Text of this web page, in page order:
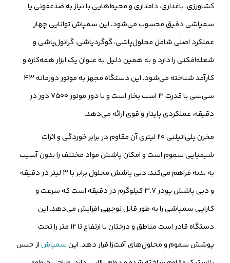
کشاورزی، باغداری، دامداری و محیط‌هایی با نیاز به ضدعفونی یا
سمپاشی دقیق محسوب می‌شود. این سمپاش توانایی چهار
عملکرد اصلی شامل محلول‌پاشی، گوگردپاشی، گرانول‌پاشی و
شعله‌افکنی را دارد و به همین دلیل به عنوان یک ابزار همه‌کاره و
کارآمد شناخته می‌شود. این دستگاه مجهز به موتور دوزمانه ۴۳
سی‌سی با قدرت ۳ اسب بخار است و با دور موتور ۷۵۰۰ دور در
دقیقه، عملکردی پایدار و قوی ارائه می‌دهد.
مخزن پلی‌اتیلنی ۲۰ لیتری آن مقاوم در برابر خوردگی و اثرات
شیمیایی سموم است و امکان پاشش مواد مختلف را بدون آسیب
به بدنه فراهم می‌کند. دبی پاشش محلول برابر با ۳ لیتر در دقیقه
و دبی پاشش پودر ۳.۷ کیلوگرم در دقیقه است که سرعت و
کارایی سمپاشی را به طور قابل توجهی افزایش می‌دهد. این
دستگاه قادر است مناطق و درختان با ارتفاع تا ۱۲ متر را تحت
پوشش سموم و محلول‌های آفت‌زا قرار دهد. اینسمپاشاز جنس